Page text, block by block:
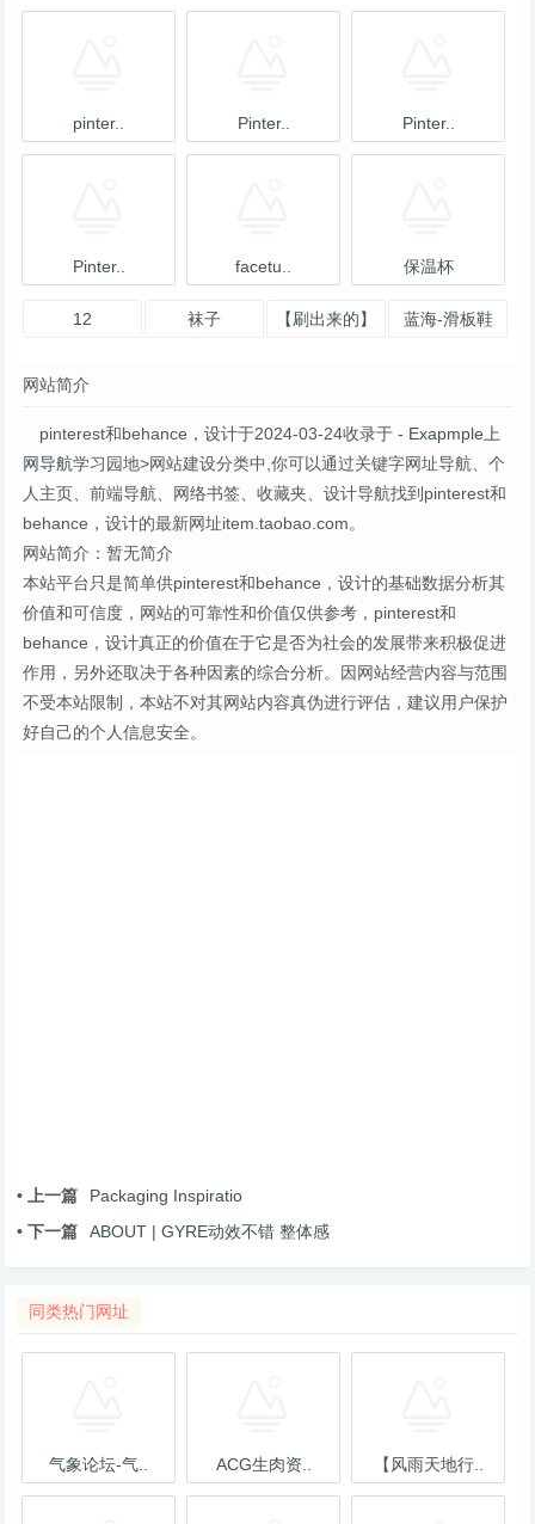
pinter.. Pinter.. Pinter..
Pinter.. facetu.. 保温杯
12 袜子
【刷出来的】
蓝海-滑板鞋
网站简介
pinterest和behance，设计于2024-03-24收录于 - Exapmple上
网导航学习园地>网站建设分类中,你可以通过关键字网址导航、个
人主页、前端导航、网络书签、收藏夹、设计导航找到pinterest和
behance，设计的最新网址item.taobao.com。
网站简介：暂无简介
本站平台只是简单供pinterest和behance，设计的基础数据分析其
价值和可信度，网站的可靠性和价值仅供参考，pinterest和
behance，设计真正的价值在于它是否为社会的发展带来积极促进
作用，另外还取决于各种因素的综合分析。因网站经营内容与范围
不受本站限制，本站不对其网站内容真伪进行评估，建议用户保护
好自己的个人信息安全。
• 上一篇
Packaging Inspiratio
• 下一篇
ABOUT | GYRE动效不错 整体感
同类热门网址
气象论坛-气.. ACG生肉资.. 【风雨天地行..